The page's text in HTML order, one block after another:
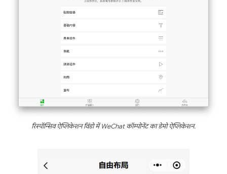
रिस्पॉन्सिव ऐप्लिकेशन विंडो में WeChat कॉम्पोनेंट का डेमो ऐप्लिकेशन.